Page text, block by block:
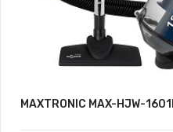
MAXTRONIC MAX-HJW-